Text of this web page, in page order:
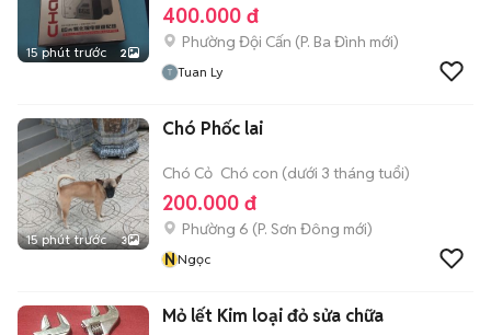
15 phút trước 2
400.000 đ
Phường Đội Cấn (P. Ba Đình mới)
Tuan Ly
15 phút trước 3
Chó Phốc lai
Chó Cỏ Chó con (dưới 3 tháng tuổi)
200.000 đ
Phường 6 (P. Sơn Đông mới)
NNgọc
Mỏ lết Kim loại đỏ sửa chữa